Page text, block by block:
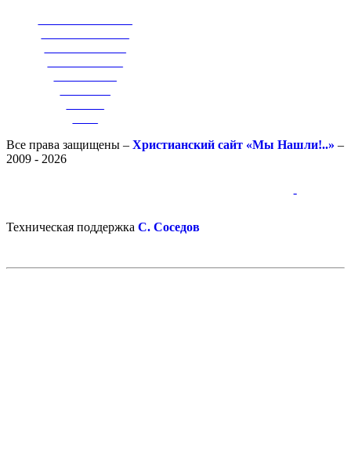
Все права защищены – Христианский сайт «Мы Нашли!..» –
2009 - 2026
-
Техническая поддержка С. Соседов